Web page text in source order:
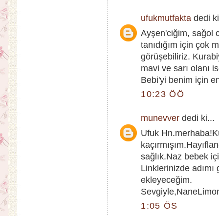
ufukmutfakta dedi
Ayşen'ciğim, sağol
tanıdığım için çok
görüşebiliriz.
mavi ve sarı olanı
Bebi'yi benim için
10:23 ÖÖ
munevver dedi ki...
Ufuk
sağlık.Naz bebek
Linklerinizde
ekleyeceğim.
1:05 ÖS